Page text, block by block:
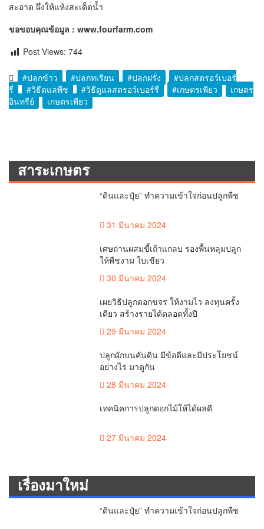
สะอาด ผึ่งให้แห้งสะเด็ดน้ำ
ขอขอบคุณข้อมูล : www.fourfarm.com
Post Views: 744
#ปลูกข้าว #ปลูกทุเรียน #ปลูกฝรั่ง
#ปลูกสตรอว์เบอร์
รี่
#วิธีดูแลพืช #วิธีดูแลสตรอว์เบอร์รี่ #เกษตรเพียว
เกษตร
อินทรีย์
เกษตรเพียว
สาระเกษตร
“ดินและปุ๋ย” ทำความเข้าใจก่อนปลูกพืช
31 มีนาคม 2024
เศษถ่านผสมขี้เถ้าแกลบ รองพื้นหลุมปลูก
ให้พืชงาม ใบเขียว
30 มีนาคม 2024
เผยวิธีปลูกดอกขจร ให้งามไว ลงทุนครั้ง
เดียว สร้างรายได้ตลอดทั้งปี
29 มีนาคม 2024
ปลูกผักบนคันดิน มีข้อดีและมีประโยชน์
อย่างไร มาดูกัน
28 มีนาคม 2024
เทคนิคการปลูกดอกไม้ให้ได้ผลดี
27 มีนาคม 2024
เรื่องมาใหม่
“ดินและปุ๋ย” ทำความเข้าใจก่อนปลูกพืช